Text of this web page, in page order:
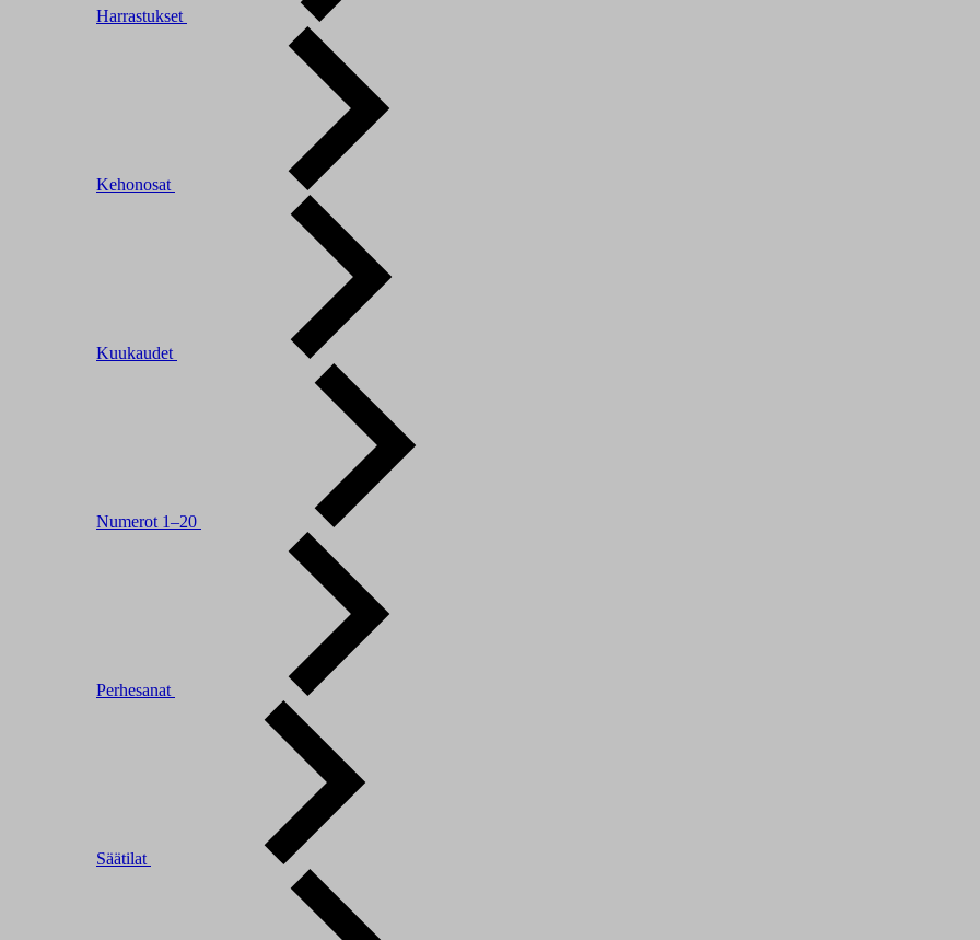
Harrastukset
Kehonosat
Kuukaudet
Numerot 1–20
Perhesanat
Säätilat